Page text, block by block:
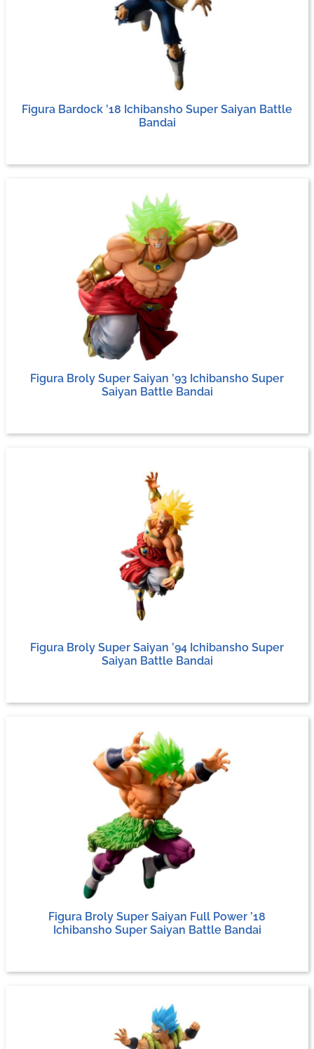
Figura Bardock ’18 Ichibansho Super Saiyan Battle
Bandai
Figura Broly Super Saiyan ’93 Ichibansho Super
Saiyan Battle Bandai
Figura Broly Super Saiyan ’94 Ichibansho Super
Saiyan Battle Bandai
Figura Broly Super Saiyan Full Power ’18
Ichibansho Super Saiyan Battle Bandai